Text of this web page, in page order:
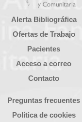
Alerta Bibliográfica
Ofertas de Trabajo
Pacientes
Acceso a correo
Contacto
Preguntas frecuentes
Política de cookies